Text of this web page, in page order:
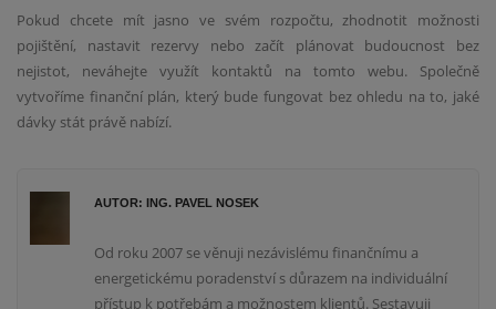
Pokud chcete mít jasno ve svém rozpočtu, zhodnotit možnosti
pojištění, nastavit rezervy nebo začít plánovat budoucnost bez
nejistot, neváhejte využít kontaktů na tomto webu. Společně
vytvoříme finanční plán, který bude fungovat bez ohledu na to, jaké
dávky stát právě nabízí.
AUTOR: ING. PAVEL NOSEK
Od roku 2007 se věnuji nezávislému finančnímu a
energetickému poradenství s důrazem na individuální
přístup k potřebám a možnostem klientů. Sestavuji